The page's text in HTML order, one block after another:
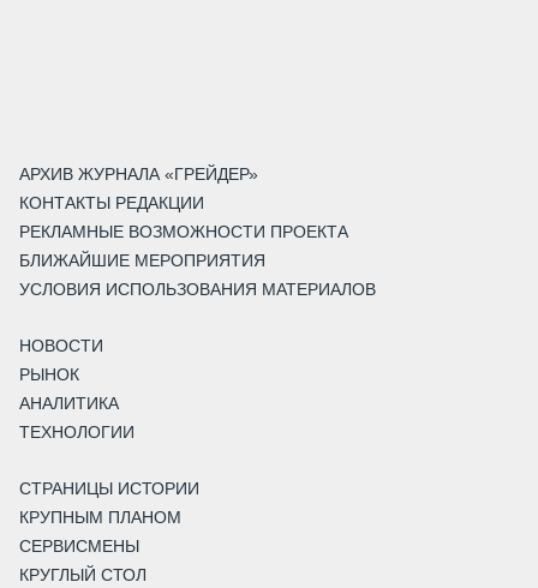
АРХИВ ЖУРНАЛА «ГРЕЙДЕР»
КОНТАКТЫ РЕДАКЦИИ
РЕКЛАМНЫЕ ВОЗМОЖНОСТИ ПРОЕКТА
БЛИЖАЙШИЕ МЕРОПРИЯТИЯ
УСЛОВИЯ ИСПОЛЬЗОВАНИЯ МАТЕРИАЛОВ
НОВОСТИ
РЫНОК
АНАЛИТИКА
ТЕХНОЛОГИИ
СТРАНИЦЫ ИСТОРИИ
КРУПНЫМ ПЛАНОМ
СЕРВИСМЕНЫ
КРУГЛЫЙ СТОЛ